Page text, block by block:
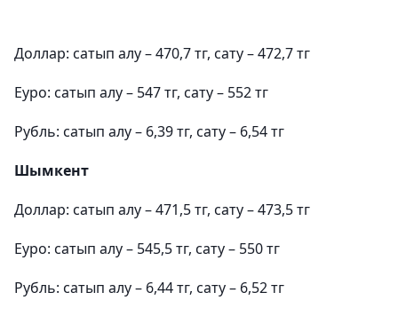
Доллар: сатып алу – 470,7 тг, сату – 472,7 тг
Еуро: сатып алу – 547 тг, сату – 552 тг
Рубль: сатып алу – 6,39 тг, сату – 6,54 тг
Шымкент
Доллар: сатып алу – 471,5 тг, сату – 473,5 тг
Еуро: сатып алу – 545,5 тг, сату – 550 тг
Рубль: сатып алу – 6,44 тг, сату – 6,52 тг